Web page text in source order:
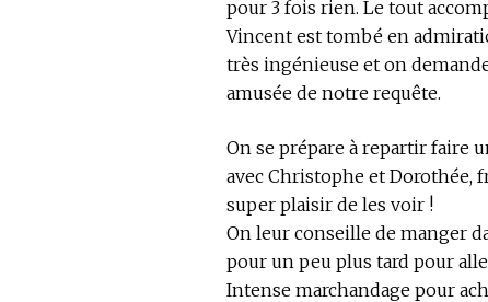
pour 3 fois rien. Le tout
Vincent est tombé en
très ingénieuse et on
amusée de notre requête.
On se prépare à repartir faire
avec Christophe et Dorothée,
super plaisir de les voir !
On leur conseille de manger
pour un peu plus tard pour
Intense marchandage pour